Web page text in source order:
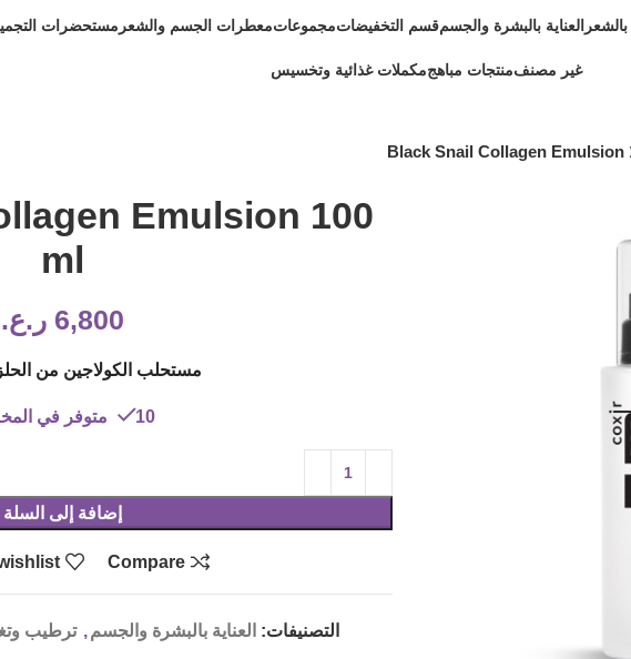
بالشعر العناية بالبشرة والجسمقسم التخفيضاتمجموعاتمعطرات الجسم والشعر مستحضرات
غير مصنفمنتجات مباهجمكملات غذائية وتخسيس
Black Snail Collagen Emulsion
Emulsion 100
ml
6,800 ر.ع.
مستحلب الكولاجين من
10 متوفر في المخزون
إضافة إلى السلة
Compare
التصنيفات: العناية بالبشرة والجسم , ترطيب